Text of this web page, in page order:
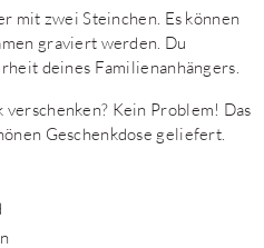
mit zwei Steinchen. Es können
graviert werden. Du
deines Familienanhängers.
verschenken? Kein Problem! Das
Geschenkdose geliefert.